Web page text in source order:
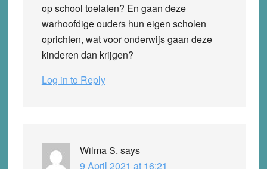
op school toelaten? En gaan deze
warhoofdige ouders hun eigen scholen
oprichten, wat voor onderwijs gaan deze
kinderen dan krijgen?
Log in to Reply
Wilma S. says
9 April 2021 at 16:21